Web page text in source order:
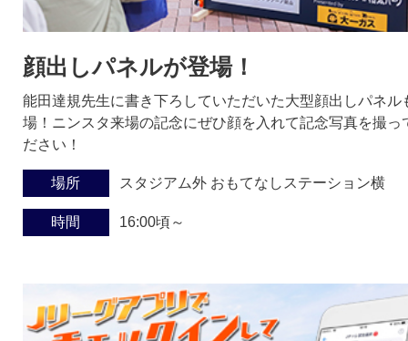
顔出しパネルが登場！
能田達規先生に書き下ろしていただいた大型顔出しパネル
場！ニンスタ来場の記念にぜひ顔を入れて記念写真を撮っ
ださい！
場所 スタジアム外 おもてなしステーション横
時間 16:00頃～